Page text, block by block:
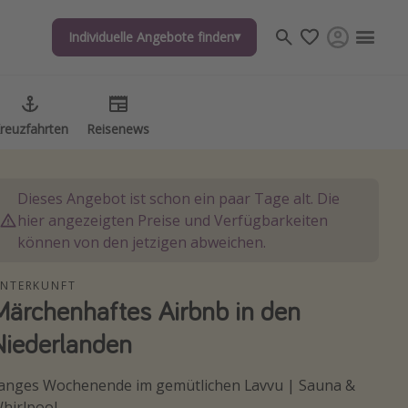
Individuelle Angebote finden
Reisenews
Individuelle Angebote finden
Reisenews
Dieses Angebot ist schon ein paar Tage alt. Die
hier angezeigten Preise und Verfügbarkeiten
können von den jetzigen abweichen.
Airbnb in den
Wochenende im gemütlichen Lavvu | Sauna &